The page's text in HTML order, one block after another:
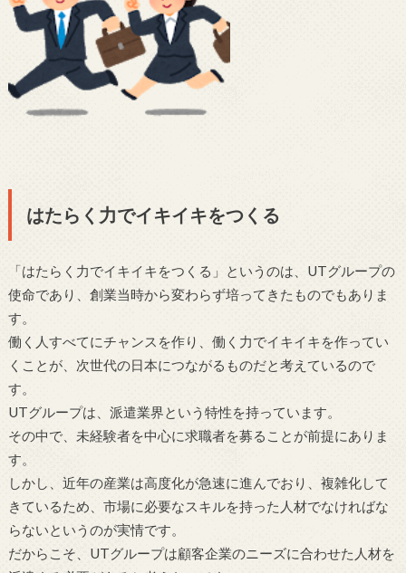
はたらく力でイキイキをつくる
「はたらく力でイキイキをつくる」というのは、UTグループの
使命であり、創業当時から変わらず培ってきたものでもありま
す。
働く人すべてにチャンスを作り、働く力でイキイキを作ってい
くことが、次世代の日本につながるものだと考えているので
す。
UTグループは、派遣業界という特性を持っています。
その中で、未経験者を中心に求職者を募ることが前提にありま
す。
しかし、近年の産業は高度化が急速に進んでおり、複雑化して
きているため、市場に必要なスキルを持った人材でなければな
らないというのが実情です。
だからこそ、UTグループは顧客企業のニーズに合わせた人材を